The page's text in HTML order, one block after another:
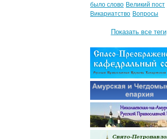
было слово Великий пост
Викариатство Вопросы
Показать все теги